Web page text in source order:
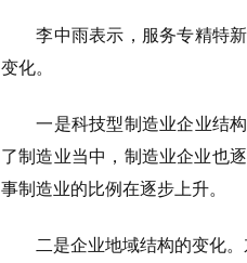
李中雨表示，服务专精特
变化。
一是科技型制造业企业结
了制造业当中，制造业企业也
事制造业的比例在逐步上升。
二是企业地域结构的变化。